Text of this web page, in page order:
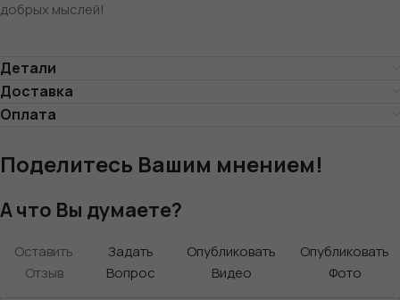
добрых мыслей!
Детали
Доставка
Оплата
Поделитесь Вашим мнением!
А что Вы думаете?
Оставить
Отзыв
Задать
Вопрос
Опубликовать
Видео
Опубликовать
Фото